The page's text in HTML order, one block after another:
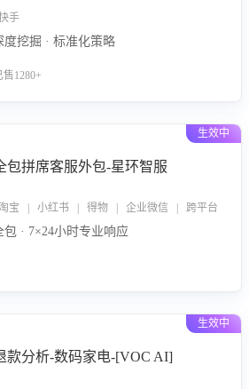
手
挖掘 · 标准化策略
售1280+
生效中
包拼席客服外包-星环智服
宝 | 小红书 | 得物 | 企业微信 | 跨平台
· 7×24小时专业响应
生效中
款分析-数码家电-[VOC AI]